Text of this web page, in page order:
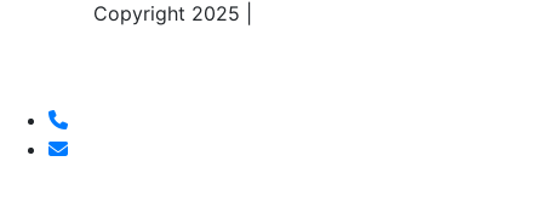
Copyright 2025 |